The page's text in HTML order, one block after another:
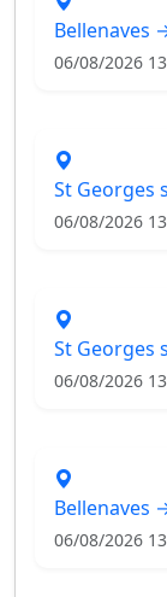
Bellenaves
06/08/2026
St Georges
06/08/2026
St Georges
06/08/2026
Bellenaves
06/08/2026